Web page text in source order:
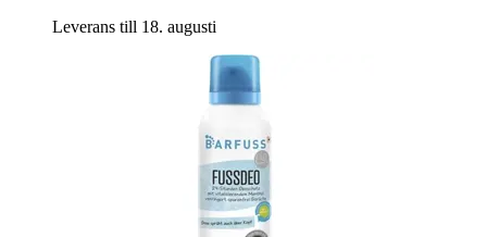
Leverans till 18. augusti